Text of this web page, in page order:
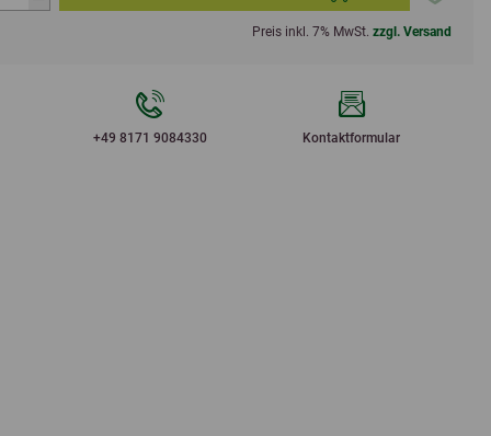
Preis inkl. 7% MwSt. zzgl. Versand
+49 8171 9084330 Kontaktformular